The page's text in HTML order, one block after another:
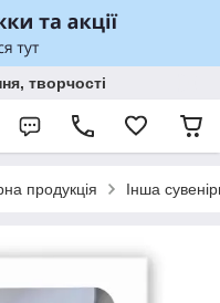
творчості
продукція Інша